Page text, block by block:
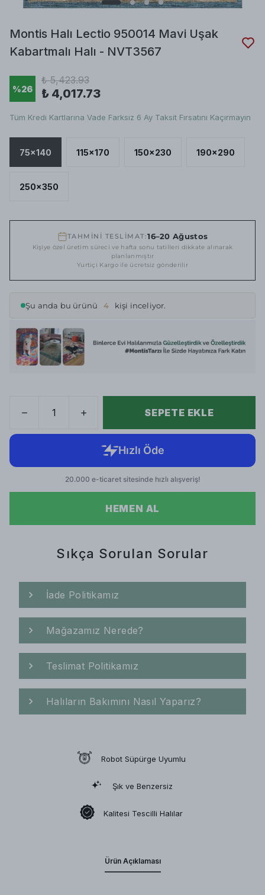
Montis Halı Lectio 950014 Mavi Uşak
Kabartmalı Halı - NVT3567
%26
₺ 5,423.93
₺ 4,017.73
Tüm Kredi Kartlarına Vade Farksız 6 Ay Taksit Fırsatını Kaçırmayın
75x140 115x170 150x230 190x290
250x350
TAHMİNİ TESLİMAT:16–20 Ağustos
Kişiye özel üretim süreci ve hafta sonu tatilleri dikkate alınarak
planlanmıştır
Yurtiçi Kargo ile ücretsiz gönderilir
Şu anda bu ürünü 4 kişi inceliyor.
SEPETE EKLE
HEMEN AL
Sıkça Sorulan Sorular
İade Politikamız
Mağazamız Nerede?
Teslimat Politikamız
Halıların Bakımını Nasıl Yaparız?
Robot Süpürge Uyumlu
Şık ve Benzersiz
Kalitesi Tescilli Halılar
Ürün Açıklaması